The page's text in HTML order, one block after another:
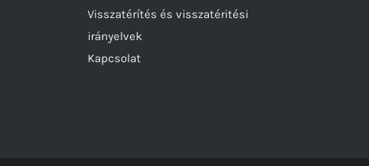
Visszatérítés és visszatéritési
irányelvek
Kapcsolat